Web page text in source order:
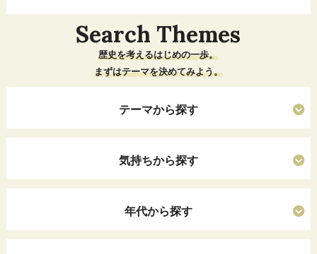
Search Themes
歴史を考えるはじめの一歩。
まずはテーマを決めてみよう。
テーマから探す
気持ちから探す
年代から探す